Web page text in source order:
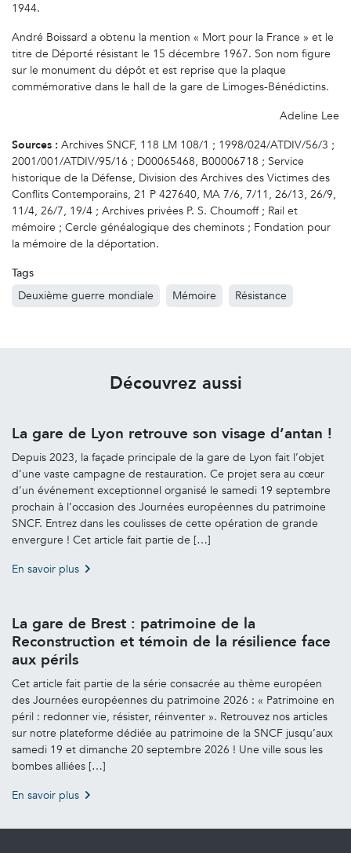
1944.
André Boissard a obtenu la mention « Mort pour la France » et le
titre de Déporté résistant le 15 décembre 1967. Son nom figure
sur le monument du dépôt et est reprise que la plaque
commémorative dans le hall de la gare de Limoges-Bénédictins.
Adeline Lee
Sources : Archives SNCF, 118 LM 108/1 ; 1998/024/ATDIV/56/3 ;
2001/001/ATDIV/95/16 ; D00065468, B00006718 ; Service
historique de la Défense, Division des Archives des Victimes des
Conflits Contemporains, 21 P 427640, MA 7/6, 7/11, 26/13, 26/9,
11/4, 26/7, 19/4 ; Archives privées P. S. Choumoff ; Rail et
mémoire ; Cercle généalogique des cheminots ; Fondation pour
la mémoire de la déportation.
Tags
Deuxième guerre mondiale
Mémoire Résistance
Découvrez aussi
La gare de Lyon retrouve son visage d’antan !
Depuis 2023, la façade principale de la gare de Lyon fait l’objet
d’une vaste campagne de restauration. Ce projet sera au cœur
d’un événement exceptionnel organisé le samedi 19 septembre
prochain à l’occasion des Journées européennes du patrimoine
SNCF. Entrez dans les coulisses de cette opération de grande
envergure ! Cet article fait partie de […]
En savoir plus
La gare de Brest : patrimoine de la
Reconstruction et témoin de la résilience face
aux périls
Cet article fait partie de la série consacrée au thème européen
des Journées européennes du patrimoine 2026 : « Patrimoine en
péril : redonner vie, résister, réinventer ». Retrouvez nos articles
sur notre plateforme dédiée au patrimoine de la SNCF jusqu’aux
samedi 19 et dimanche 20 septembre 2026 ! Une ville sous les
bombes alliées […]
En savoir plus